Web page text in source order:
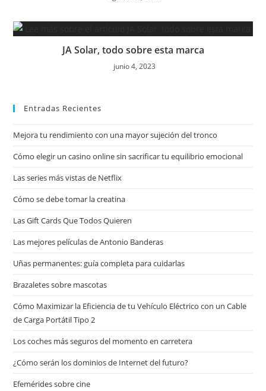
JA Solar, todo sobre esta marca
junio 4, 2023
Entradas Recientes
Mejora tu rendimiento con una mayor sujeción del tronco
Cómo elegir un casino online sin sacrificar tu equilibrio emocional
Las series más vistas de Netflix
Cómo se debe tomar la creatina
Las Gift Cards Que Todos Quieren
Las mejores películas de Antonio Banderas
Uñas permanentes: guía completa para cuidarlas
Brazaletes sobre mascotas
Cómo Maximizar la Eficiencia de tu Vehículo Eléctrico con un Cable
de Carga Portátil Tipo 2
Los coches más seguros del momento en carretera
¿Cómo serán los dominios de Internet del futuro?
Efemérides sobre cine